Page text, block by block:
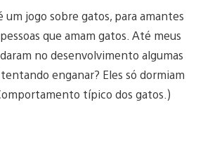
um jogo sobre gatos, para amantes
que amam gatos. Até meus
no desenvolvimento algumas
enganar? Eles só dormiam
típico dos gatos.)